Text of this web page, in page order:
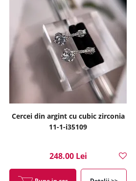
Cercei din argint cu cubic zirconia
11-1-i35109
248.00 Lei